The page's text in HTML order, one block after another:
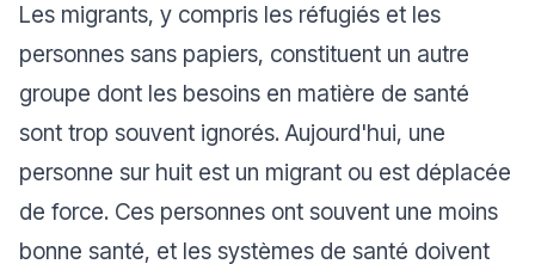
Les migrants, y compris les réfugiés et les
personnes sans papiers, constituent un autre
groupe dont les besoins en matière de santé
sont trop souvent ignorés. Aujourd'hui, une
personne sur huit est un migrant ou est déplacée
de force. Ces personnes ont souvent une moins
bonne santé, et les systèmes de santé doivent